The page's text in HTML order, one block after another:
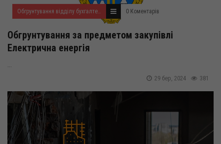
Обгрунтування відділу бухгалтерського обліку та звітності 0 Коментарів
Обгрунтування за предметом закупівлі
Електрична енергія
381
29 бер, 2024